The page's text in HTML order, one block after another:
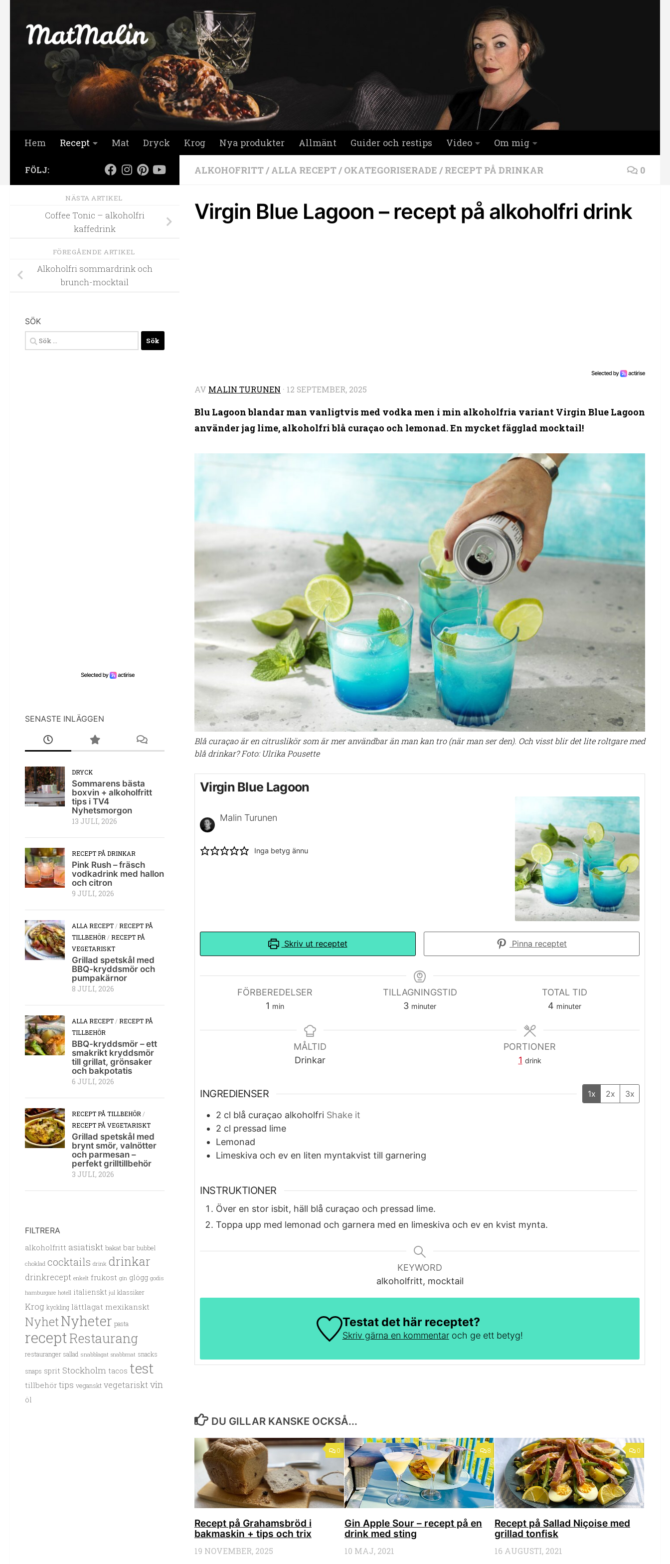
Hem Recept Mat Dryck Krog Nya produkter Allmänt Guider och restips Video Om mig
ALKOHOFRITT / ALLA RECEPT / OKATEGORISERADE / RECEPT PÅ DRINKAR 0
Virgin Blue Lagoon – recept på alkoholfri drink
AV MALIN TURUNEN · 12 SEPTEMBER, 2025
Blu Lagoon blandar man vanligtvis med vodka men i min alkoholfria variant Virgin Blue Lagoon
använder jag lime, alkoholfri blå curaçao och lemonad. En mycket fägglad mocktail!
Blå curaçao är en citruslikör som är mer användbar än man kan tro (när man ser den). Och visst blir det lite roltgare med
blå drinkar? Foto: Ulrika Pousette
Virgin Blue Lagoon
Malin Turunen
Inga betyg ännu
Skriv ut receptet Pinna receptet
FÖRBEREDELSER
1 minute
min
TILLAGNINGSTID
3minuter
minuter
TOTAL TID
4 minuter
minuter
MÅLTID
Drinkar
PORTIONER
1 drink
INGREDIENSER 1x 2x 3x
2 cl blå curaçao alkoholfri Shake it
2 cl pressad lime
Lemonad
Limeskiva och ev en liten myntakvist till garnering
INSTRUKTIONER
Över en stor isbit, häll blå curaçao och pressad lime.
Toppa upp med lemonad och garnera med en limeskiva och ev en kvist mynta.
KEYWORD
alkoholfritt, mocktail
Testat det här receptet?
Skriv gärna en kommentaroch ge ett betyg!
DU GILLAR KANSKE OCKSÅ...
0
Recept på Grahamsbröd i
bakmaskin + tips och trix
19 NOVEMBER, 2025
8
Gin Apple Sour – recept på en
drink med sting
10 MAJ, 2021
0
Recept på Sallad Niçoise med
grillad tonfisk
16 AUGUSTI, 2021
FÖLJ:
NÄSTA ARTIKEL
Coffee Tonic – alkoholfri
kaffedrink
FÖREGÅENDE ARTIKEL
Alkoholfri sommardrink och
brunch-mocktail
SÖK
Sök
efter:
SENASTE INLÄGGEN
DRYCK
Sommarens bästa
boxvin + alkoholfritt
tips i TV4
Nyhetsmorgon
13 JULI, 2026
RECEPT PÅ DRINKAR
Pink Rush – fräsch
vodkadrink med hallon
och citron
9 JULI, 2026
ALLA RECEPT/RECEPT PÅ
TILLBEHÖR/RECEPT PÅ
VEGETARISKT
Grillad spetskål med
BBQ-kryddsmör och
pumpakärnor
8 JULI, 2026
ALLA RECEPT/RECEPT PÅ
TILLBEHÖR
BBQ-kryddsmör – ett
smakrikt kryddsmör
till grillat, grönsaker
och bakpotatis
6 JULI, 2026
RECEPT PÅ TILLBEHÖR/
RECEPT PÅ VEGETARISKT
Grillad spetskål med
brynt smör, valnötter
och parmesan –
perfekt grilltillbehör
3 JULI, 2026
FILTRERA
alkoholfritt asiatiskt bakat bar bubbel
choklad cocktails drink drinkar
drinkrecept enkelt frukost gin glögg godis
hamburgare hotell italienskt jul klassiker
Krog kyckling lättlagat mexikanskt
NyhetNyheter pasta
receptRestaurang
restauranger sallad snabblagat snabbmat snacks
snaps sprit Stockholm tacos test
tillbehör tips veganskt vegetarisktvin
öl